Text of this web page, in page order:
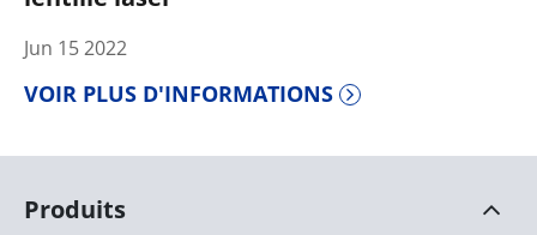
Jun 15 2022
VOIR PLUS D'INFORMATIONS
Produits